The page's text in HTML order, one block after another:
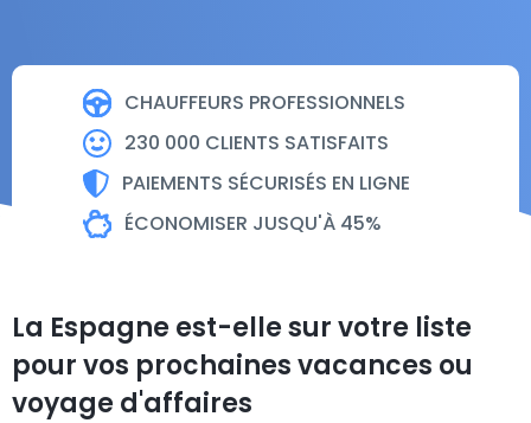
CHAUFFEURS PROFESSIONNELS
230 000 CLIENTS SATISFAITS
PAIEMENTS SÉCURISÉS EN LIGNE
ÉCONOMISER JUSQU'À 45%
La Espagne est-elle sur votre liste
pour vos prochaines vacances ou
voyage d'affaires